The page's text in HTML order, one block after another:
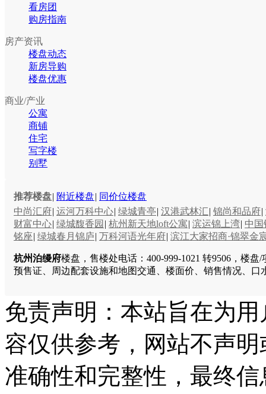
看房团
购房指南
房产资讯
楼盘动态
新房导购
楼盘优惠
商业/产业
公寓
商铺
住宅
写字楼
别墅
推荐楼盘| 附近楼盘| 同价位楼盘
中尚汇府| 运河万科中心| 绿城青亭| 汉港武林汇| 锦尚和品府|
财富中心| 绿城馥香园 | 杭州新天地loft公寓| 滨运锦上湾| 中国
铭座| 绿城春月锦庐| 万科河语光年府| 滨江大家招商·锦翠金
杭州泊缦府楼盘，售楼处电话：400-999-1021 转9506，楼
预售证、周边配套设施和地图交通、楼面价、销售情况、口
免责声明：本站旨在为
容仅供参考，网站不声
准确性和完整性，最终